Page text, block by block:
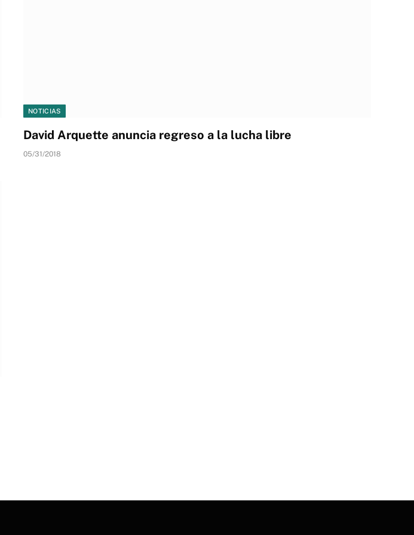
NOTICIAS
David Arquette anuncia regreso a la lucha libre
05/31/2018